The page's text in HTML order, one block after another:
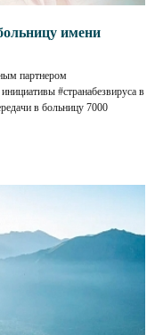
имени
партнером
#странабезвируса в
в больницу 7000